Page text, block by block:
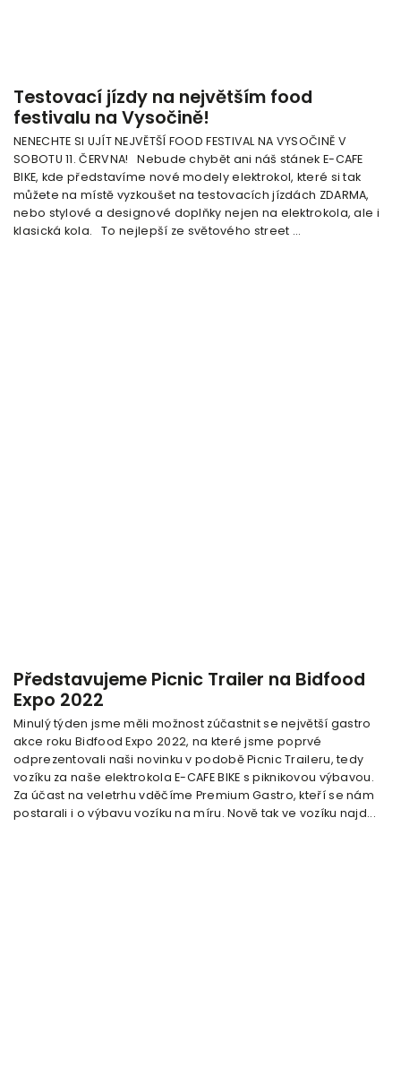
Testovací jízdy na největším food
festivalu na Vysočině!
NENECHTE SI UJÍT NEJVĚTŠÍ FOOD FESTIVAL NA VYSOČINĚ V
SOBOTU 11. ČERVNA! Nebude chybět ani náš stánek E-CAFE
BIKE, kde představíme nové modely elektrokol, které si tak
můžete na místě vyzkoušet na testovacích jízdách ZDARMA,
nebo stylové a designové doplňky nejen na elektrokola, ale i
klasická kola. To nejlepší ze světového street ...
Představujeme Picnic Trailer na Bidfood
Expo 2022
Minulý týden jsme měli možnost zúčastnit se největší gastro
akce roku Bidfood Expo 2022, na které jsme poprvé
odprezentovali naši novinku v podobě Picnic Traileru, tedy
vozíku za naše elektrokola E-CAFE BIKE s piknikovou výbavou.
Za účast na veletrhu vděčíme Premium Gastro, kteří se nám
postarali i o výbavu vozíku na míru. Nově tak ve vozíku najd...